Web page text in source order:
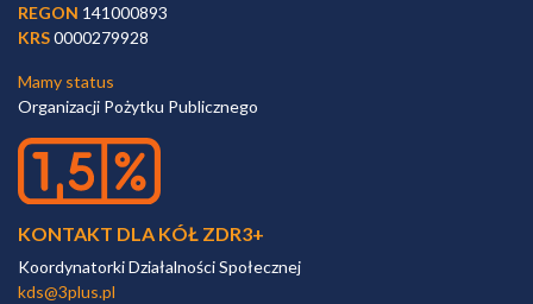
REGON 141000893
KRS0000279928
Mamy status
Organizacji Pożytku Publicznego
KONTAKT DLA KÓŁ ZDR3+
Koordynatorki Działalności Społecznej
kds@3plus.pl